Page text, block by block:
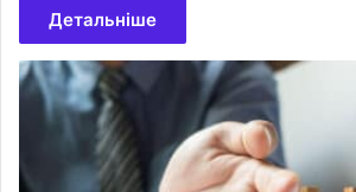
Детальніше